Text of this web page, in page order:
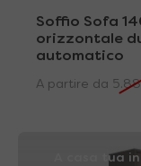
Soffio Sofa
orizzontale
automatico
A partire da
A casa tua